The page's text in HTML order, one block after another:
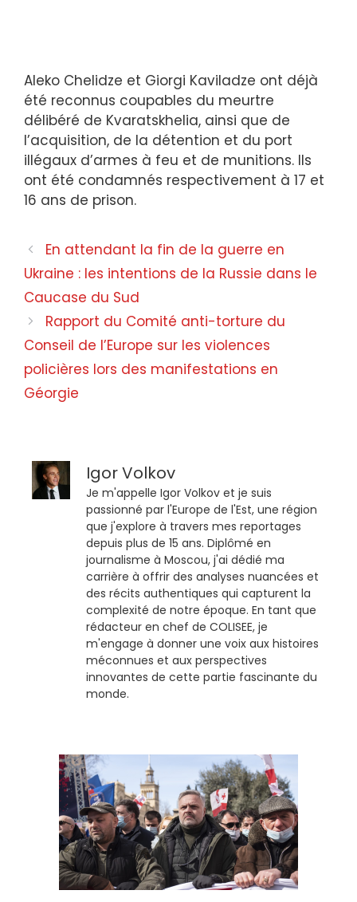
Aleko Chelidze et Giorgi Kaviladze ont déjà
été reconnus coupables du meurtre
délibéré de Kvaratskhelia, ainsi que de
l’acquisition, de la détention et du port
illégaux d’armes à feu et de munitions. Ils
ont été condamnés respectivement à 17 et
16 ans de prison.
En attendant la fin de la guerre en
Ukraine : les intentions de la Russie dans le
Caucase du Sud
Rapport du Comité anti-torture du
Conseil de l’Europe sur les violences
policières lors des manifestations en
Géorgie
Igor Volkov
Je m'appelle Igor Volkov et je suis
passionné par l'Europe de l'Est, une région
que j'explore à travers mes reportages
depuis plus de 15 ans. Diplômé en
journalisme à Moscou, j'ai dédié ma
carrière à offrir des analyses nuancées et
des récits authentiques qui capturent la
complexité de notre époque. En tant que
rédacteur en chef de COLISEE, je
m'engage à donner une voix aux histoires
méconnues et aux perspectives
innovantes de cette partie fascinante du
monde.